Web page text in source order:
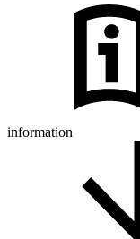
information